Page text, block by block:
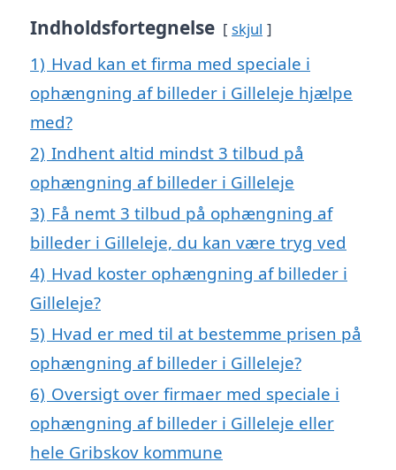
Indholdsfortegnelse skjul
1) Hvad kan et firma med speciale i
ophængning af billeder i Gilleleje hjælpe
med?
2) Indhent altid mindst 3 tilbud på
ophængning af billeder i Gilleleje
3) Få nemt 3 tilbud på ophængning af
billeder i Gilleleje, du kan være tryg ved
4) Hvad koster ophængning af billeder i
Gilleleje?
5) Hvad er med til at bestemme prisen på
ophængning af billeder i Gilleleje?
6) Oversigt over firmaer med speciale i
ophængning af billeder i Gilleleje eller
hele Gribskov kommune